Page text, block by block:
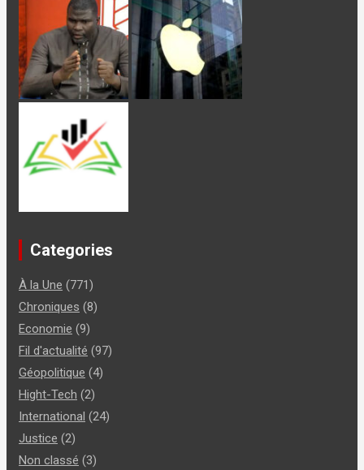
Categories
À la Une (771)
Chroniques (8)
Economie (9)
Fil d'actualité (97)
Géopolitique (4)
Hight-Tech (2)
International (24)
Justice (2)
Non classé (3)